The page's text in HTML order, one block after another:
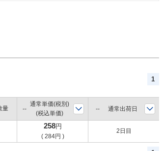
1
量
通常単価(税別)
(税込単価)
通常出荷日
258円
( 284円 )
2日目